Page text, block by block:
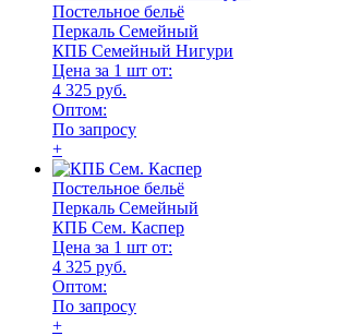
Постельное бельё
Перкаль Семейный
КПБ Семейный Нигури
Цена за 1 шт от:
4 325 руб.
Оптом:
По запросу
+
Постельное бельё
Перкаль Семейный
КПБ Сем. Каспер
Цена за 1 шт от:
4 325 руб.
Оптом:
По запросу
+